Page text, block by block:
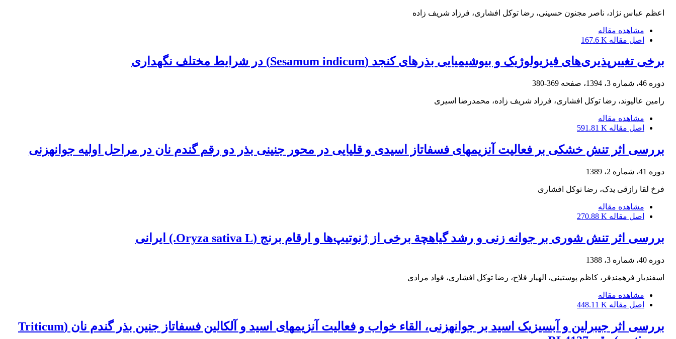
اعظم عباس نژاد، ناصر مجنون حسینی، رضا توکل افشاری، فرزاد شریف زاده
مشاهده مقاله
اصل مقاله 167.6 K
برخی تغییرپذیری‌های فیزیولوژیک و بیوشیمیایی بذرهای کنجد (Sesamum indicum) در شرایط مختلف نگهداری
دوره 46، شماره 3، 1394، صفحه 369-380
رامین عالیوند، رضا توکل افشاری، فرزاد شریف زاده، محمدرضا اسیری
مشاهده مقاله
اصل مقاله 591.81 K
بررسی اثر تنش خشکی بر فعالیت آنزیم‎های فسفاتاز اسیدی و قلیایی در محور جنینی بذر دو رقم گندم نان در مراحل اولیه جوانه‎زنی
دوره 41، شماره 2، 1389
فرخ لقا رازقی یدک، رضا توکل افشاری
مشاهده مقاله
اصل مقاله 270.88 K
بررسی اثر تنش شوری بر جوانه زنی و رشد گیاهچة برخی از ژنوتیپ‌ها و ارقام برنج (Oryza sativa L.) ایرانی
دوره 40، شماره 3، 1388
اسفندیار فرهمندفر، کاظم پوستینی، الهیار فلاح، رضا توکل افشاری، فواد مرادی
مشاهده مقاله
اصل مقاله 448.11 K
بررسی اثر جیبرلین و آبسیزیک اسید بر جوانه‎زنی، القاء خواب و فعالیت آنزیم‎های اسید و آلکالین فسفاتاز جنین بذر گندم نان (Triticum